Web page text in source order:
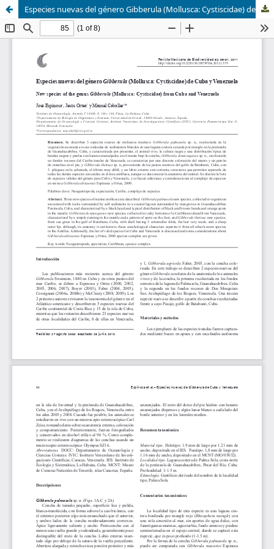
Especies nuevas del género Gibberula (Mollusca: Cystiscidae) de Cuba y Venezuela